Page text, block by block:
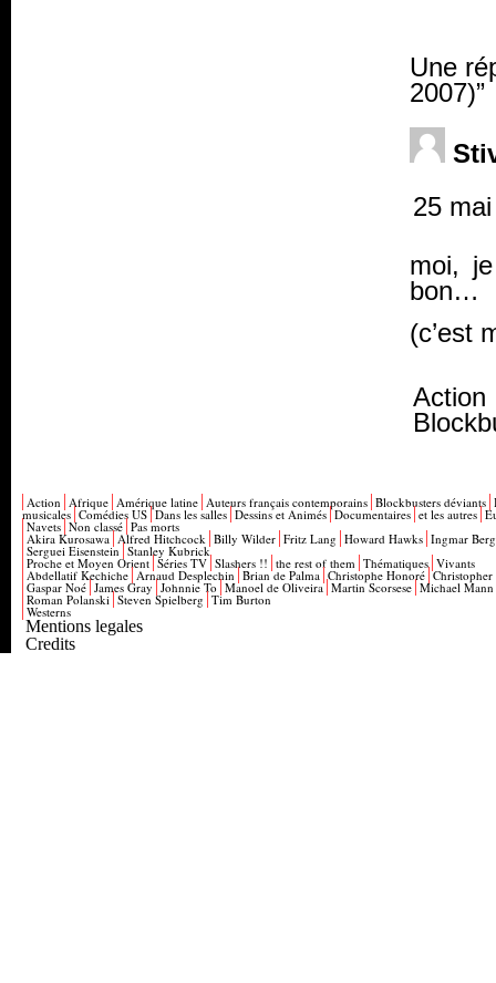
Une
2007)”
25
moi,
bon…
(c’est
Action
Action Afrique Amérique latine Auteurs français contemporains Blockbusters déviants
musicales Comédies US Dans les salles Dessins et Animés Documentaires et les autres
Navets Non classé Pas morts
Akira Kurosawa Alfred Hitchcock Billy Wilder Fritz Lang Howard Hawks Ingmar
Serguei Eisenstein Stanley Kubrick
Proche et Moyen Orient Séries TV Slashers !! the rest of them Thématiques Vivants
Abdellatif Kechiche Arnaud Desplechin Brian de Palma Christophe Honoré
Gaspar Noé James Gray Johnnie To Manoel de Oliveira Martin Scorsese Michael Mann
Roman Polanski Steven Spielberg Tim Burton
Westerns
Mentions legales
Credits